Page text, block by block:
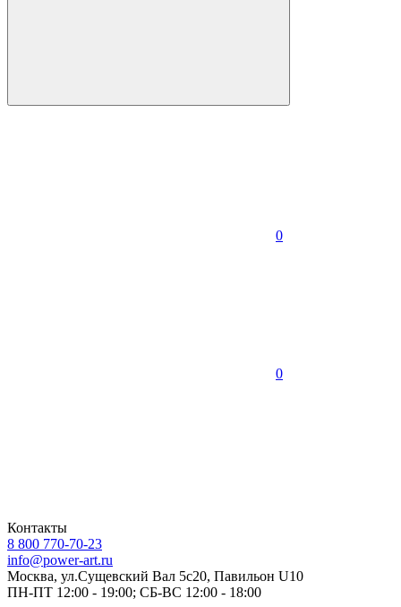
0
0
Контакты
8 800 770-70-23
info@power-art.ru
Москва, ул.Сущевский Вал 5с20, Павильон U10
ПН-ПТ 12:00 - 19:00; СБ-ВС 12:00 - 18:00